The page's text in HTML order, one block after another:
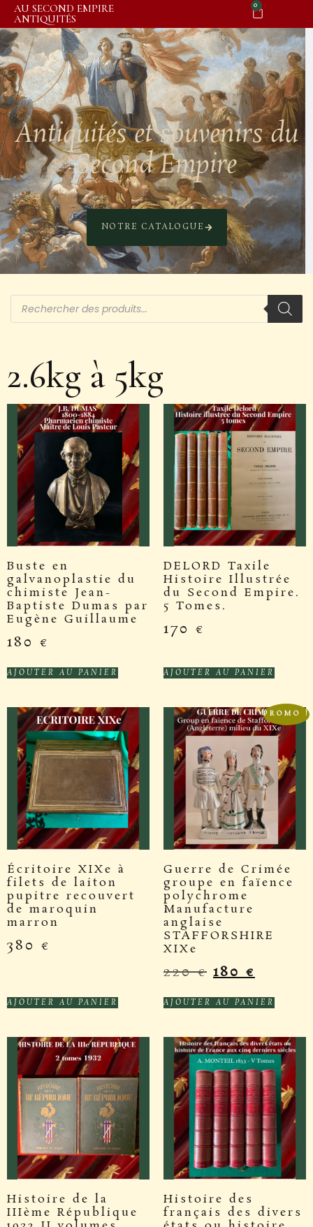
AU SECOND EMPIRE
ANTIQUITÉS
0
Antiquités et souvenirs du
Second Empire
NOTRE CATALOGUE
2.6kg à 5kg
Buste en
galvanoplastie du
chimiste Jean-
Baptiste Dumas par
Eugène Guillaume
180 €
AJOUTER AU PANIER
DELORD Taxile‎
‎Histoire Illustrée
du Second Empire.
5 Tomes.
170 €
AJOUTER AU PANIER
Écritoire XIXe à
filets de laiton
pupitre recouvert
de maroquin
marron
380 €
AJOUTER AU PANIER
PROMO !
Guerre de Crimée
groupe en faïence
polychrome
Manufacture
anglaise
STAFFORSHIRE
XIXe
220€ 180€
AJOUTER AU PANIER
Histoire de la
IIIème République
Histoire des
français des divers